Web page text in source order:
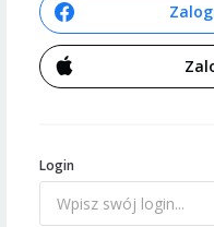
Login